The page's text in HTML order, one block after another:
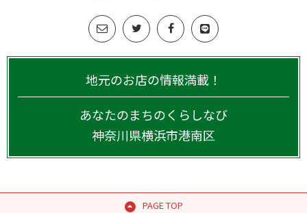
地元のお店の情報満載！
あなたのまちのくらしなび
神奈川県横浜市港南区
PAGE TOP